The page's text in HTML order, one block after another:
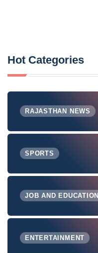
Hot Categories
RAJASTHAN NEWS
SPORTS
JOB AND EDUCATION
ENTERTAINMENT